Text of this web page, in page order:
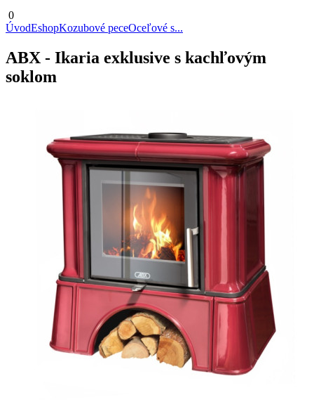
0
ÚvodEshopKozubové peceOceľové s...
ABX - Ikaria exklusive s kachľovým
soklom